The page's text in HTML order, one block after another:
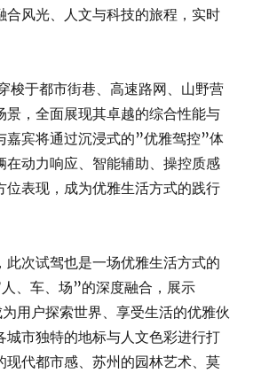
合风光、人文与科技的旅程，实时
梭于都市街巷、高速路网、山野营
景，全面展现其卓越的综合性能与
嘉宾将通过沉浸式的”优雅驾控”体
在动力响应、智能辅助、操控质感
位表现，成为优雅生活方式的践行
此次试驾也是一场优雅生活方式的
、车、场”的深度融合，展示
用户探索世界、享受生活的优雅伙
城市独特的地标与人文色彩进行打
现代都市感、苏州的园林艺术、莫